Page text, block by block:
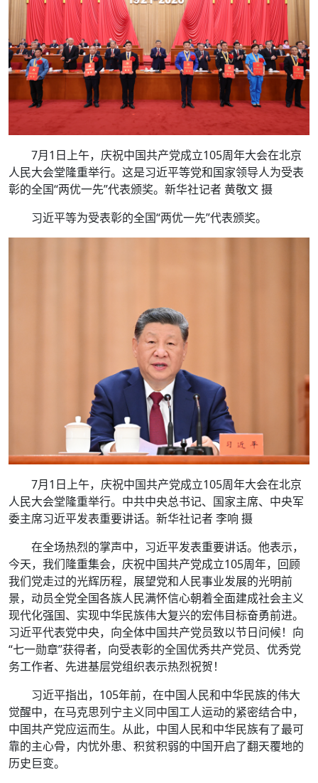
7月1日上午，庆祝中国共产党成立105周年大会在北京
人民大会堂隆重举行。这是习近平等党和国家领导人为受表
彰的全国“两优一先”代表颁奖。新华社记者 黄敬文 摄
习近平等为受表彰的全国“两优一先”代表颁奖。
7月1日上午，庆祝中国共产党成立105周年大会在北京
人民大会堂隆重举行。中共中央总书记、国家主席、中央军
委主席习近平发表重要讲话。新华社记者 李响 摄
在全场热烈的掌声中，习近平发表重要讲话。他表示，
今天，我们隆重集会，庆祝中国共产党成立105周年，回顾
我们党走过的光辉历程，展望党和人民事业发展的光明前
景，动员全党全国各族人民满怀信心朝着全面建成社会主义
现代化强国、实现中华民族伟大复兴的宏伟目标奋勇前进。
习近平代表党中央，向全体中国共产党员致以节日问候！向
“七一勋章”获得者，向受表彰的全国优秀共产党员、优秀党
务工作者、先进基层党组织表示热烈祝贺！
习近平指出，105年前，在中国人民和中华民族的伟大
觉醒中，在马克思列宁主义同中国工人运动的紧密结合中，
中国共产党应运而生。从此，中国人民和中华民族有了最可
靠的主心骨，内忧外患、积贫积弱的中国开启了翻天覆地的
历史巨变。